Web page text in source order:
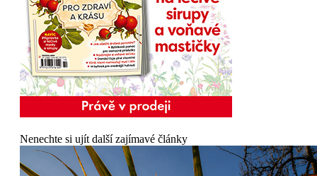
Nenechte si ujít další zajímavé články